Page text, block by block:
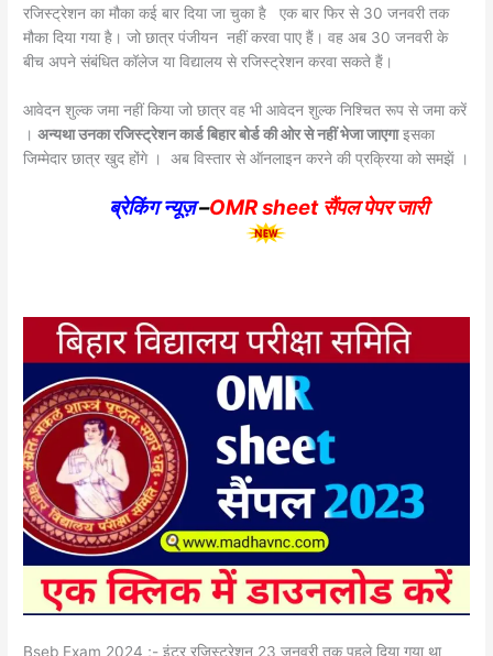
रजिस्ट्रेशन का मौका कई बार दिया जा चुका है एक बार फिर से 30 जनवरी तक
मौका दिया गया है। जो छात्र पंजीयन नहीं करवा पाए हैं। वह अब 30 जनवरी के
बीच अपने संबंधित कॉलेज या विद्यालय से रजिस्ट्रेशन करवा सकते हैं।
आवेदन शुल्क जमा नहीं किया जो छात्र वह भी आवेदन शुल्क निश्चित रूप से जमा करें
।अन्यथा उनका रजिस्ट्रेशन कार्ड बिहार बोर्ड की ओर से नहीं भेजा जाएगाइसका
जिम्मेदार छात्र खुद होंगे । अब विस्तार से ऑनलाइन करने की प्रक्रिया को समझें ।
ब्रेकिंग न्यूज़–OMR sheet सैंपल पेपर जारी
Bseb Exam 2024 ;- इंटर रजिस्ट्रेशन 23 जनवरी तक पहले दिया गया था